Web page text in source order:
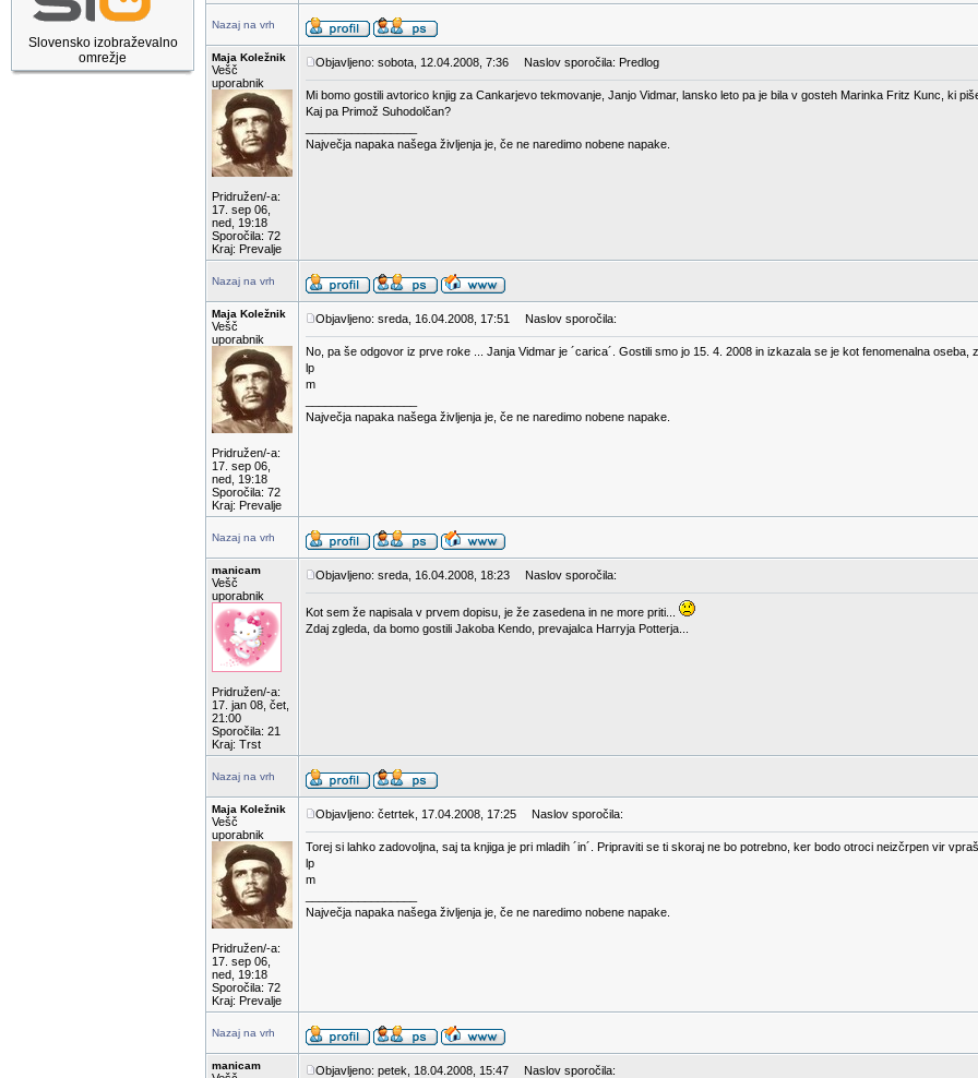
Slovensko izobraževalno
omrežje
Nazaj na vrh
Maja Koležnik
Vešč
uporabnik
Pridružen/-a:
17. sep 06,
ned, 19:18
Sporočila: 72
Kraj: Prevalje
Objavljeno: sobota, 12.04.2008, 7:36 Naslov sporočila: Predlog
Mi bomo gostili avtorico knjig za Cankarjevo tekmovanje, Janjo Vidmar, lansko leto pa je bila v gosteh Marinka Fritz Kunc, ki
Kaj pa Primož Suhodolčan?
Največja napaka našega življenja je, če ne naredimo nobene napake.
Nazaj na vrh
Maja Koležnik
Vešč
uporabnik
Pridružen/-a:
17. sep 06,
ned, 19:18
Sporočila: 72
Kraj: Prevalje
Objavljeno: sreda, 16.04.2008, 17:51 Naslov sporočila:
No, pa še odgovor iz prve roke ... Janja Vidmar je ´carica´. Gostili smo jo 15. 4. 2008 in izkazala se je kot fenomenalna oseba,
lp
m
Največja napaka našega življenja je, če ne naredimo nobene napake.
Nazaj na vrh
manicam
Vešč
uporabnik
Pridružen/-a:
17. jan 08, čet,
21:00
Sporočila: 21
Kraj: Trst
Objavljeno: sreda, 16.04.2008, 18:23 Naslov sporočila:
Kot sem že napisala v prvem dopisu, je že zasedena in ne more priti...
Zdaj zgleda, da bomo gostili Jakoba Kendo, prevajalca Harryja Potterja...
Nazaj na vrh
Maja Koležnik
Vešč
uporabnik
Pridružen/-a:
17. sep 06,
ned, 19:18
Sporočila: 72
Kraj: Prevalje
Objavljeno: četrtek, 17.04.2008, 17:25 Naslov sporočila:
Torej si lahko zadovoljna, saj ta knjiga je pri mladih ´in´. Pripraviti se ti skoraj ne bo potrebno, ker bodo otroci neizčrpen vir
lp
m
Največja napaka našega življenja je, če ne naredimo nobene napake.
Nazaj na vrh
manicam Objavljeno: petek, 18.04.2008, 15:47 Naslov sporočila: